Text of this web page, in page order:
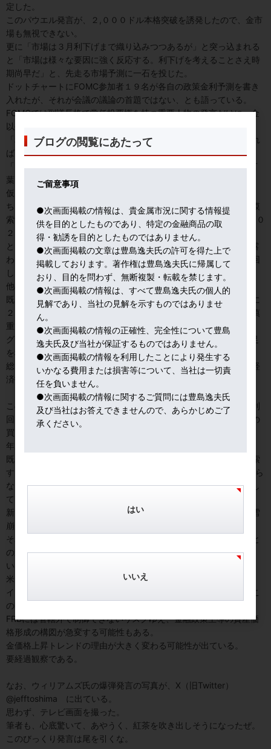
定した。
このパウエル発言が、２,０００ドル本格突破を誘発したので、金市
場も無視できない。
更に「市場は３月利下げまで織り込みつつあるが」と突っ込まれる
と「市場は様々な要因に強く反応する。利下げを考えることさえ時
期尚早だ」と、先走る市場予測に一石を投じた。
ドットチャートにFOMC参加者１９名が各自の政策金利予測を書き
入れたが、それが会議の議論の首題ではない、とも語っている。
FOMCでは副議長格で常任投票権を持つ重要人物の発言だけに、金
以外のNY市場も、あっけにとられた。
「利下げを議論した」と明言したパウエル議長と、どちらを信じれ
ばよいのか。
「FRBには逆らうな」から「FRBを疑え」がトレーダーたちの合言
葉になりつつある。
仮に、パウエル氏が、今後、発言を修正するようなことがあれば、
ちゃぶ台返しで市場は大混乱に陥るので、落としどころを慎重に模
索するであろう、との期待感で、金の下げも２,０４０ドルから２,０
２０ドル程度で限定的だ。
とはいえ先走る市場へのけん制発言だとすれば、FRB内の亀裂を露
わにすることで、中央銀行への信認を毀損しかねない危険な言い回
しだ。
他のFOMC参加者も黙っていまい。
既にボスティック・アトランタ地区連銀総裁は、ドットチャートに
２４年利下げ２回と書き入れたことを認めつつ、緩和への転換は慎
重に検討すべきで、拙速は避けねばならないと語っている。
グールズビー・シカゴ地区連銀総裁は、FRBが価格から雇用に軸足
を移す時、と発言している。
総じて、引き締めから緩和への転換へのハードルは高く、今後の経
済指標データを見守るスタンスである。
このような事態の推移に最も神経質になっているのは、１０年債利
回りを５％超から３％台まで短期間に引き下げた、債券先物市場の
買い方であろう。
年末を控え、いずれポジションを手仕舞う動きが顕在化しよう。
既に含み益はかなりの規模に膨れているので、じっくり出口を模索
する心理的余裕があるが、「We must deliver 結果を出さねばなら
ない」という表現で、含み益を実現化する段階が近いことを示唆し
ている。
新雪がドカ雪の如く積もった投機的ポジションが引き起こす表層雪
崩が起これば、根雪が現れる。
それは１０年債利回りで４％台前半から半ばとなろうか。２年債と
の逆イールド（長短金利逆転現象）という異常現象は解消されま
い。
米大統領選を控え米財政リスクも新たな火種である。
イエレン財務長官は米国債増発懸念を一蹴するが、格付け機関がこ
の時期に動くと、表層雪崩を誘発するノイズになりかねない。
FRBには管轄外で制御できないリスクゆえ、金融政策主導の資産価
格形成の構図が急変する可能性もある。
金価格上昇トレンドの理由が大きく変わる可能性が出ている。
要経過観察である。
なお、ウィリアムズ氏の爆弾発言の写真が、X（旧Twitter）
@jefftoshima に出ている。
思わず、テレビ画面を撮った。
筆者も、心底驚いて、あやうく、紅茶を吹き出しそうになったぜ。
このびっくり発言は尾を引くな。
ブログの閲覧にあたって
ご留意事項
●次画面掲載の情報は、貴金属市況に関する情報提
供を目的としたものであり、特定の金融商品の取
得・勧誘を目的としたものではありません。
●次画面掲載の文章は豊島逸夫氏の許可を得た上で
掲載しております。著作権は豊島逸夫氏に帰属して
おり、目的を問わず、無断複製・転載を禁じます。
●次画面掲載の情報は、すべて豊島逸夫氏の個人的
見解であり、当社の見解を示すものではありませ
ん。
●次画面掲載の情報の正確性、完全性について豊島
逸夫氏及び当社が保証するものではありません。
●次画面掲載の情報を利用したことにより発生する
いかなる費用または損害等について、当社は一切責
任を負いません。
●次画面掲載の情報に関するご質問には豊島逸夫氏
及び当社はお答えできませんので、あらかじめご了
承ください。
はい
いいえ